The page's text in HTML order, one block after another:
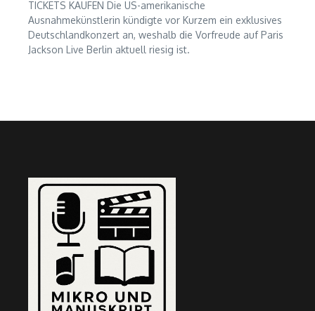
TICKETS KAUFEN Die US-amerikanische
Ausnahmekünstlerin kündigte vor Kurzem ein exklusives
Deutschlandkonzert an, weshalb die Vorfreude auf Paris
Jackson Live Berlin aktuell riesig ist.